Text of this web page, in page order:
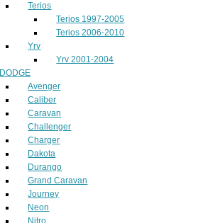
Terios
Terios 1997-2005
Terios 2006-2010
Yrv
Yrv 2001-2004
DODGE
Avenger
Caliber
Caravan
Challenger
Charger
Dakota
Durango
Grand Caravan
Journey
Neon
Nitro